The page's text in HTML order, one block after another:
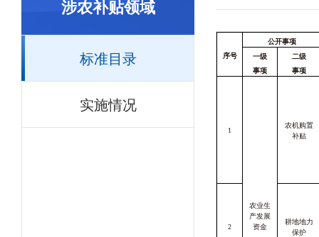
涉农补贴领域
标准目录
实施情况
序号
公开事项
一级
事项
二级
事项
1
农业生
产发展
资金
农机购置
补贴
2
耕地地力
保护